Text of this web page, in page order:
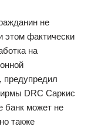
не
этом фактически
на
предупредил
DRC Саркис
банк может не
также